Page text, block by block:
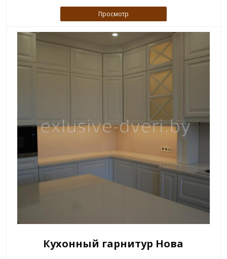
Просмотр
Кухонный гарнитур Нова